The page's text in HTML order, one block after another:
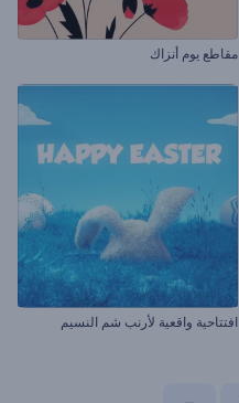
مقاطع يوم أنزاك
افتتاحية واقعية لأرنب شم النسيم